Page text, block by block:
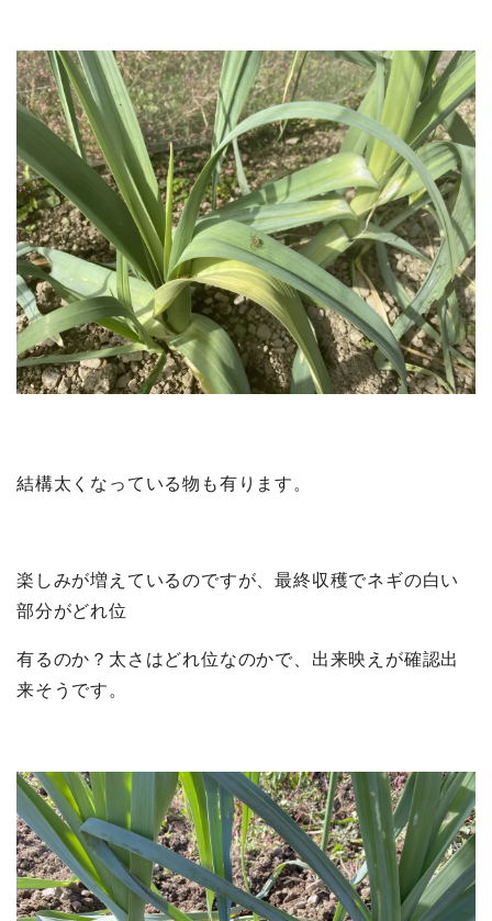
結構太くなっている物も有ります。
楽しみが増えているのですが、最終収穫でネギの白い
部分がどれ位
有るのか？太さはどれ位なのかで、出来映えが確認出
来そうです。